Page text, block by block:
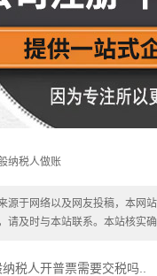
纳税人做账
源于网络以及网友投稿，本网
请及时与本站联系。本站核实
税人开普票需要交税吗..